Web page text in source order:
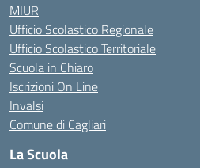
MIUR
Ufficio Scolastico Regionale
Ufficio Scolastico Territoriale
Scuola in Chiaro
Iscrizioni On Line
Invalsi
Comune di Cagliari
La Scuola